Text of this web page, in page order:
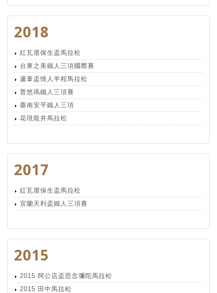
2018
紅瓦厝保生盃馬拉松
台東之美鐵人三項國際賽
蘆葦盃情人半程馬拉松
普悠瑪鐵人三項賽
臺南安平鐵人三項
花現龍井馬拉松
2017
紅瓦厝保生盃馬拉松
宜蘭天利盃鐵人三項賽
2015
2015 阿公店盃思念彌陀馬拉松
2015 田中馬拉松